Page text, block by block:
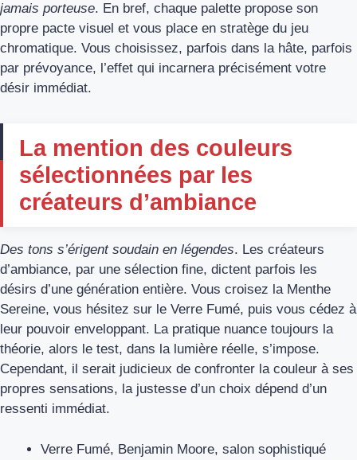
jamais porteuse. En bref, chaque palette propose son
propre pacte visuel et vous place en stratège du jeu
chromatique. Vous choisissez, parfois dans la hâte, parfois
par prévoyance, l’effet qui incarnera précisément votre
désir immédiat.
La mention des couleurs
sélectionnées par les
créateurs d’ambiance
Des tons s’érigent soudain en légendes. Les créateurs
d’ambiance, par une sélection fine, dictent parfois les
désirs d’une génération entière. Vous croisez la Menthe
Sereine, vous hésitez sur le Verre Fumé, puis vous cédez à
leur pouvoir enveloppant. La pratique nuance toujours la
théorie, alors le test, dans la lumière réelle, s’impose.
Cependant, il serait judicieux de confronter la couleur à ses
propres sensations, la justesse d’un choix dépend d’un
ressenti immédiat.
Verre Fumé, Benjamin Moore, salon sophistiqué